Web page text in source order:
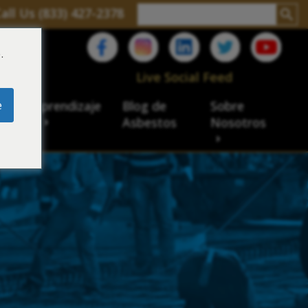
Us (833) 427-2378
Live Social Feed
de aprendizaje
Blog de
Asbestos
Sobre
Nosotros